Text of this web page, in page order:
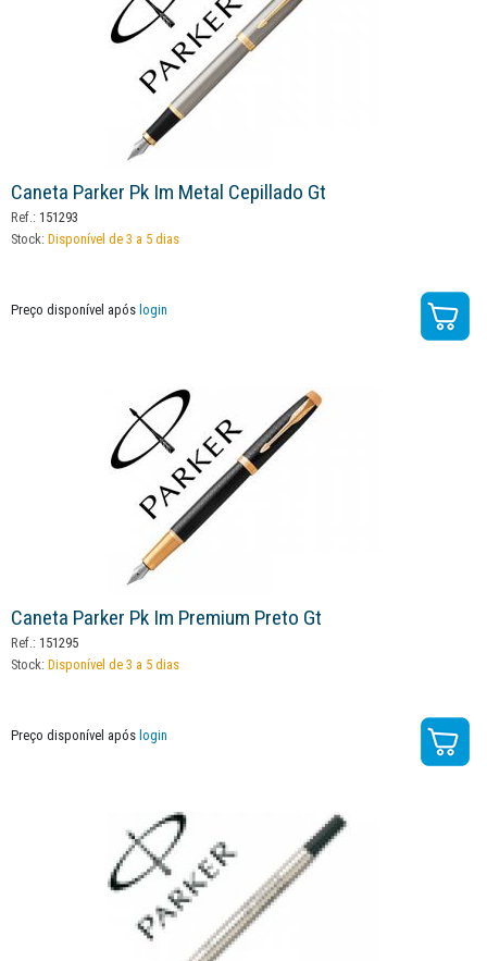
Caneta Parker Pk Im Metal Cepillado Gt
Ref.: 151293
Stock: Disponível de 3 a 5 dias
Preço disponível após login
Caneta Parker Pk Im Premium Preto Gt
Ref.: 151295
Stock: Disponível de 3 a 5 dias
Preço disponível após login